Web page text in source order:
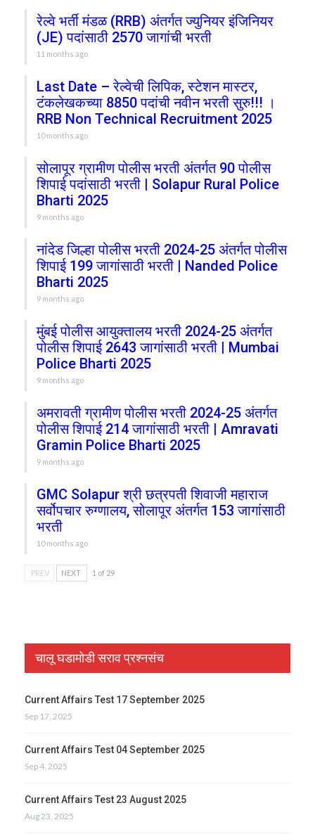
रेल्वे भर्ती मंडळ (RRB) अंतर्गत ज्युनियर इंजिनियर
(JE) पदांसाठी 2570 जागांची भरती
11 months ago
Last Date – रेल्वेची लिपिक, स्टेशन मास्टर,
टंकलेखकच्या 8850 पदांची नवीन भरती सुरु!!! ।
RRB Non Technical Recruitment 2025
10 months ago
सोलापूर ग्रामीण पोलीस भरती अंतर्गत 90 पोलीस
शिपाई पदांसाठी भरती | Solapur Rural Police
Bharti 2025
9 months ago
नांदेड जिल्हा पोलीस भरती 2024-25 अंतर्गत पोलीस
शिपाई 199 जागांसाठी भरती | Nanded Police
Bharti 2025
9 months ago
मुंबई पोलीस आयुक्तालय भरती 2024-25 अंतर्गत
पोलीस शिपाई 2643 जागांसाठी भरती | Mumbai
Police Bharti 2025
9 months ago
अमरावती ग्रामीण पोलीस भरती 2024-25 अंतर्गत
पोलीस शिपाई 214 जागांसाठी भरती | Amravati
Gramin Police Bharti 2025
9 months ago
GMC Solapur श्री छत्रपती शिवाजी महाराज
सर्वोपचार रुग्णालय, सोलापूर अंतर्गत 153 जागांसाठी
भरती
10 months ago
PREV NEXT 1 of 29
चालू घडामोडी सराव प्रश्नसंच
Current Affairs Test 17 September 2025
Sep 17, 2025
Current Affairs Test 04 September 2025
Sep 4, 2025
Current Affairs Test 23 August 2025
Aug 23, 2025